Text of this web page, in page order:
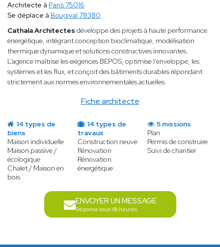
Fiche architecte
Architecte à Paris 75016
Se déplace à Bougival 78380
Cathala Architectes développe des projets à haute performance
énergétique, intégrant conception bioclimatique, modélisation
thermique dynamique et solutions constructives innovantes.
L’agence maîtrise les exigences BEPOS, optimise l’enveloppe, les
systèmes et les flux, et conçoit des bâtiments durables répondant
strictement aux normes environnementales actuelles.
14 types de
biens
Maison individuelle
Maison passive /
écologique
Chalet / Maison en
bois
14 types de
travaux
Construction neuve
Rénovation
Rénovation
énergétique
5 missions
Plan
Permis de construire
Suivi de chantier
ENVOYER UN MESSAGE
Réponse sous 48 heures